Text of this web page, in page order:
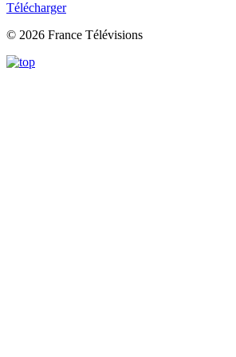
Télécharger
© 2026 France Télévisions